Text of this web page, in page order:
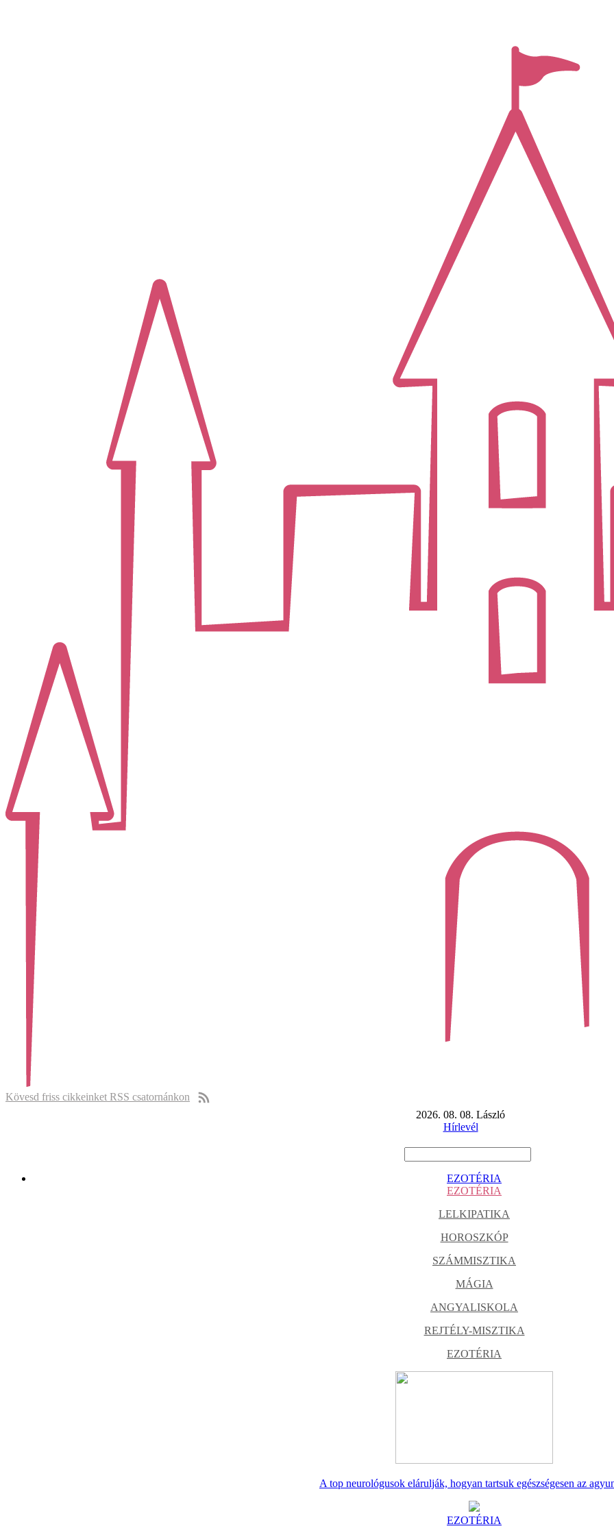
Kövesd friss cikkeinket RSS csatornánkon
2026. 08. 08. László
Hírlevél
EZOTÉRIA
EZOTÉRIA
LELKIPATIKA
HOROSZKÓP
SZÁMMISZTIKA
MÁGIA
ANGYALISKOLA
REJTÉLY-MISZTIKA
EZOTÉRIA
A top neurológusok elárulják, hogyan tartsuk egészségesen az
EZOTÉRIA